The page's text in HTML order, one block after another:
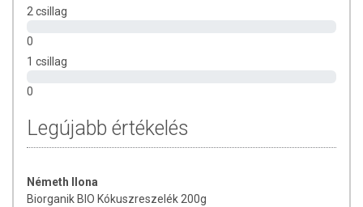
természetéből adódóan. A friss, aktuális információkat a termékek
2 csillag
0
1 csillag
0
Legújabb értékelés
Németh Ilona
Biorganik BIO Kókuszreszelék 200g